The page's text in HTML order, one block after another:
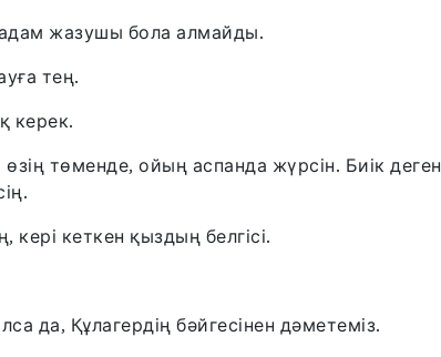
жазушы бола алмайды.
тең.
керек.
төменде, ойың аспанда жүрсін. Биік деген
кеткен қыздың белгісі.
да, Құлагердің бəйгесінен дəметеміз.